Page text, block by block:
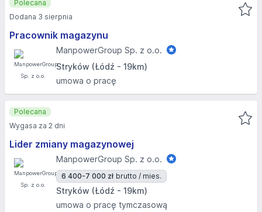
Pracownik magazynu
ManpowerGroup Sp. z o.o.
Stryków (Łódź - 19km)
umowa o pracę
Polecana
Dodana 3 sierpnia
Lider zmiany magazynowej
ManpowerGroup Sp. z o.o.
6 400-7 000 zł brutto / mies.
Stryków (Łódź - 19km)
umowa o pracę tymczasową
Polecana
Wygasa za 2 dni